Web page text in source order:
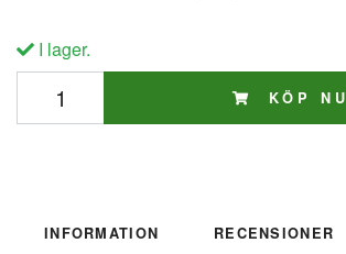
I lager.
KÖP NU
INFORMATION RECENSIONER